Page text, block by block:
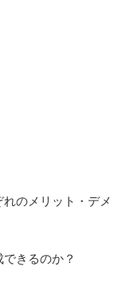
のメリット・デメ
きるのか？